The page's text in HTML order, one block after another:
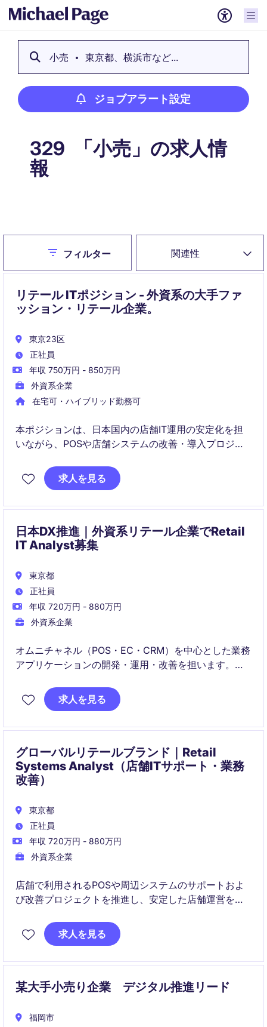
小売 東京都、横浜市など...
ジョブアラート設定
329 「小売」の求人情
報
関連性
Closeフィルター
リテール ITポジション - 外資系の大手ファ
ッション・リテール企業。
東京23区
正社員
年収 750万円 - 850万円
外資系企業
在宅可・ハイブリッド勤務可
本ポジションは、日本国内の店舗IT運用の安定化を担
いながら、POSや店舗システムの改善・導入プロジェ
ビジネス部門やグローバルIT、ベンダーと連携し、店
求人を見る
日本DX推進｜外資系リテール企業でRetail
IT Analyst募集
東京都
正社員
年収 720万円 - 880万円
外資系企業
オムニチャネル（POS・EC・CRM）を中心とした業務
アプリケーションの開発・運用・改善を担います。
DX推進まで一貫して対応します。
求人を見る
グローバルリテールブランド｜Retail
Systems Analyst（店舗ITサポート・業務
改善）
東京都
正社員
年収 720万円 - 880万円
外資系企業
店舗で利用されるPOSや周辺システムのサポートおよ
び改善プロジェクトを推進し、安定した店舗運営を支
国内店舗とグローバルITチームをつなぐ立場として、
求人を見る
某大手小売り企業 デジタル推進リード
福岡市